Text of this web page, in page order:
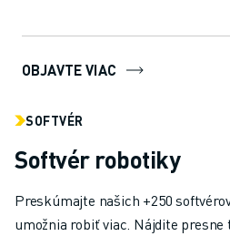
OBJAVTE VIAC
SOFTVÉR
Softvér robotiky
Preskúmajte našich +250
umožnia robiť viac. Nájdite